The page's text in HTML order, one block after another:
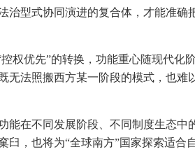
治型式协同演进的复合体，才能准确
权优先”的转换，功能重心随现代化
无法照搬西方某一阶段的模式，也难
能在不同发展阶段、不同制度生态中
，也将为“全球南方”国家探索适合